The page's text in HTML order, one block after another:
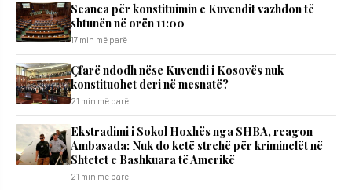
Seanca për konstituimin e Kuvendit vazhdon të
shtunën në orën 11:00
17 min më parë
Çfarë ndodh nëse Kuvendi i Kosovës nuk
konstituohet deri në mesnatë?
21 min më parë
Ekstradimi i Sokol Hoxhës nga SHBA, reagon
Ambasada: Nuk do ketë strehë për kriminelët në
Shtetet e Bashkuara të Amerikë
21 min më parë